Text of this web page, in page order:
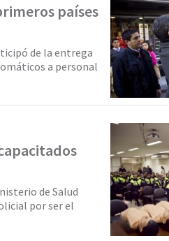
países
de la entrega
a personal
de Salud
por ser el